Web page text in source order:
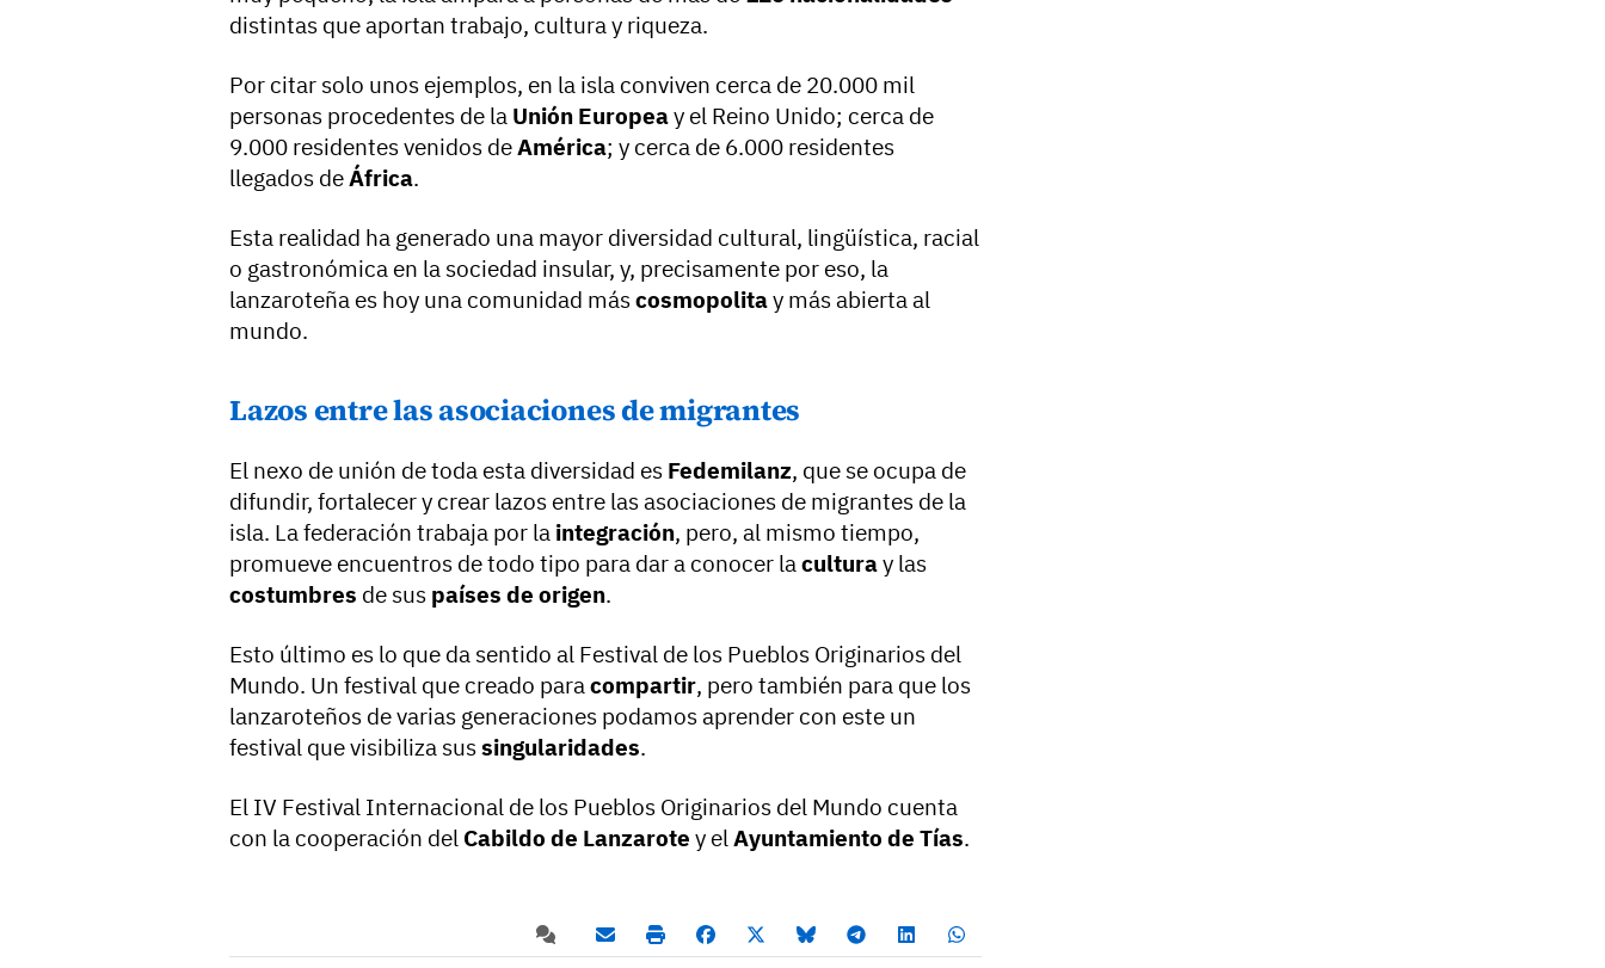
distintas que aportan trabajo, cultura y riqueza.
Por citar solo unos ejemplos, en la isla conviven cerca de 20.000 mil
personas procedentes de la Unión Europeay el Reino Unido; cerca de
9.000 residentes venidos deAmérica; y cerca de 6.000 residentes
llegados deÁfrica.
Esta realidad ha generado una mayor diversidad cultural, lingüística, racial
o gastronómica en la sociedad insular, y, precisamente por eso, la
lanzaroteña es hoy una comunidad máscosmopolitay más abierta al
mundo.
Lazos entre las asociaciones de migrantes
El nexo de unión de toda esta diversidad es Fedemilanz, que se ocupa de
difundir, fortalecer y crear lazos entre las asociaciones de migrantes de la
isla. La federación trabaja por la integración, pero, al mismo tiempo,
promueve encuentros de todo tipo para dar a conocer la culturay las
costumbres de sus países de origen.
Esto último es lo que da sentido al Festival de los Pueblos Originarios del
Mundo. Un festival que creado para compartir, pero también para que los
lanzaroteños de varias generaciones podamos aprender con este un
festival que visibiliza sussingularidades.
El IV Festival Internacional de los Pueblos Originarios del Mundo cuenta
con la cooperación del Cabildo de Lanzarote y el Ayuntamiento de Tías.